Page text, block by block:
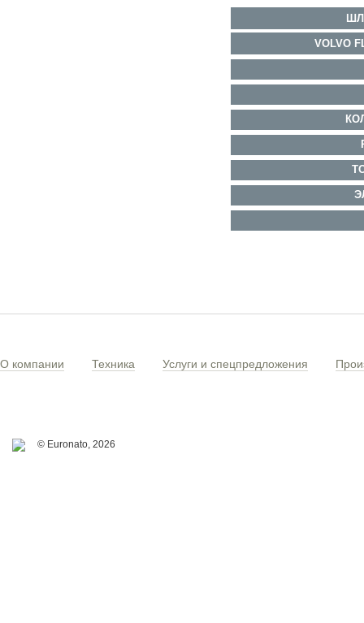
VOLVO
О компании Техника Услуги и спецпредложения
© Euronato, 2026